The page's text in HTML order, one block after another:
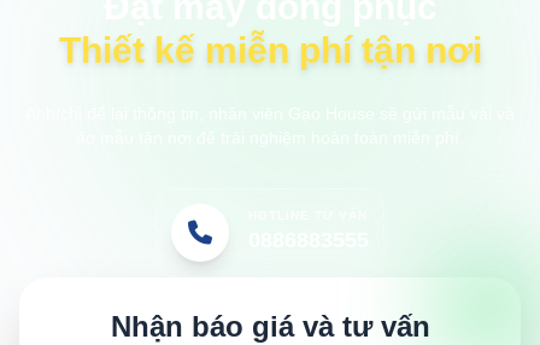
Thiết kế miễn phí tận nơi
Nhận báo giá và tư vấn